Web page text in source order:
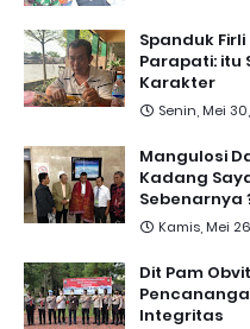
Spanduk
Parapati: itu
Karakter
Senin, Mei
Mangulosi
Kadang
Sebenarnya
Kamis, Mei
Dit Pam
Integritas